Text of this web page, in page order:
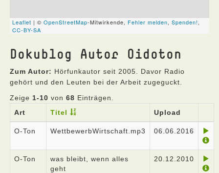
Dokublog Autor Oidoton
Zum Autor: Hörfunkautor seit 2005. Davor Radio
gehört und den Leuten bei der Arbeit zugeguckt.
Zeige 1-10 von 68 Einträgen.
Art
Titel Upload
O-Ton WettbewerbWirtschaft.mp3 06.06.2016
O-Ton
was bleibt, wenn alles
geht
20.12.2010